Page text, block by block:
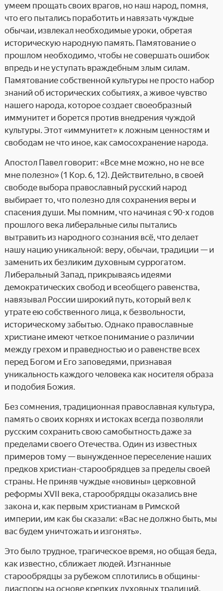
умеем прощать своих врагов, но наш народ, помня,
что его пытались поработить и навязать чуждые
обычаи, извлекал необходимые уроки, обретая
историческую народную память. Памятование о
прошлом необходимо, чтобы не совершать ошибок
впредь и не уступать враждебным злым силам.
Памятование собственной культуры не просто набор
знаний об исторических событиях, а живое чувство
нашего народа, которое создает своеобразный
иммунитет и борется против внедрения чуждой
культуры. Этот «иммунитет» к ложным ценностям и
свободам не что иное, как самосохранение народа.
Апостол Павел говорит: «Все мне можно, но не все
мне полезно» (1 Кор. 6, 12). Действительно, в своей
свободе выбора православный русский народ
выбирает то, что полезно для сохранения веры и
спасения души. Мы помним, что начиная с 90-х годов
прошлого века либеральные силы пытались
вытравить из народного сознания всё, что делает
нашу нацию уникальной: веру, обычаи, традиции — и
заменить их безликим духовным суррогатом.
Либеральный Запад, прикрываясь идеями
демократических свобод и всеобщего равенства,
навязывал России широкий путь, который вел к
утрате ею собственного лица, к безвольности,
историческому забытью. Однако православные
христиане имеют четкое понимание о различии
между грехом и праведностью и о равенстве всех
перед Богом и Его заповедями, признавая
уникальность каждого человека как носителя образа
и подобия Божия.
Без сомнения, традиционная православная культура,
память о своих корнях и истоках всегда позволяли
русским сохранить свою самобытность даже за
пределами своего Отечества. Один из известных
примеров тому — вынужденное переселение наших
предков христиан-старообрядцев за пределы своей
страны. Не приняв чуждые «новины» церковной
реформы XVII века, старообрядцы оказались вне
закона и, как первым христианам в Римской
империи, им как бы сказали: «Вас не должно быть, мы
вас будем уничтожать и изгонять».
Это было трудное, трагическое время, но общая беда,
как известно, сближает людей. Изгнанные
старообрядцы за рубежом сплотились в общины-
диаспоры на основе крепких духовных традиций.